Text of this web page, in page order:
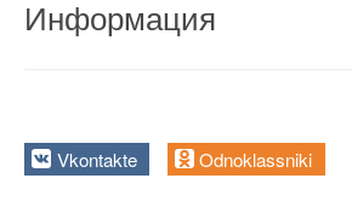
Информация
Vkontakte Odnoklassniki